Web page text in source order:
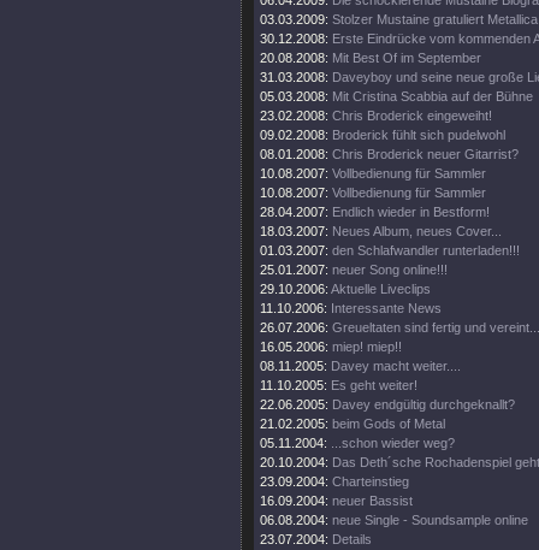
03.03.2009: Stolzer Mustaine gratuliert
30.12.2008: Erste Eindrücke vom kommenden
20.08.2008: Mit Best Of im September
31.03.2008: Daveyboy und seine neue große
05.03.2008: Mit Cristina Scabbia auf der Bühne
23.02.2008: Chris Broderick eingeweiht!
09.02.2008: Broderick fühlt sich pudelwohl
08.01.2008: Chris Broderick neuer Gitarrist?
10.08.2007: Vollbedienung für Sammler
10.08.2007: Vollbedienung für Sammler
28.04.2007: Endlich wieder in Bestform!
18.03.2007: Neues Album, neues Cover...
01.03.2007: den Schlafwandler runterladen!!!
25.01.2007: neuer Song online!!!
29.10.2006: Aktuelle Liveclips
11.10.2006: Interessante News
26.07.2006: Greueltaten sind fertig und vereint...
16.05.2006: miep! miep!!
08.11.2005: Davey macht weiter....
11.10.2005: Es geht weiter!
22.06.2005: Davey endgültig durchgeknallt?
21.02.2005: beim Gods of Metal
05.11.2004:
...schon wieder weg?
20.10.2004: Das Deth´sche Rochadenspiel
23.09.2004: Charteinstieg
16.09.2004: neuer Bassist
06.08.2004: neue Single - Soundsample online
23.07.2004: Details